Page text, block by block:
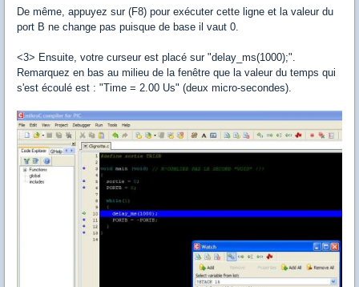
De même, appuyez sur (F8) pour exécuter cette ligne et la valeur du
port B ne change pas puisque de base il vaut 0.
<3> Ensuite, votre curseur est placé sur "delay_ms(1000);".
Remarquez en bas au milieu de la fenêtre que la valeur du temps qui
s'est écoulé est : "Time = 2.00 Us" (deux micro-secondes).